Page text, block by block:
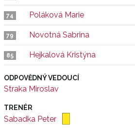
74 Poláková Marie
79 Novotná Sabrina
85 Hejkalová Kristýna
ODPOVĚDNÝ VEDOUCÍ
Straka Miroslav
TRENÉR
Sabadka Peter